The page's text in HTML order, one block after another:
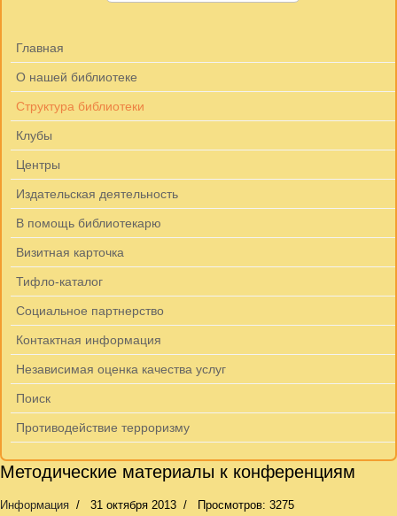
Главная
О нашей библиотеке
Структура библиотеки
Клубы
Центры
Издательская деятельность
В помощь библиотекарю
Визитная карточка
Тифло-каталог
Социальное партнерство
Контактная информация
Независимая оценка качества услуг
Поиск
Противодействие терроризму
Методические материалы к конференциям
Информация 31 октября 2013 Просмотров: 3275